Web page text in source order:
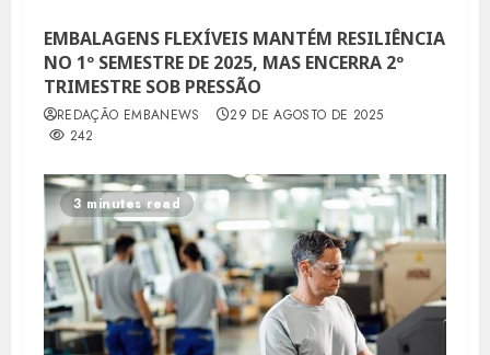
EMBALAGENS FLEXÍVEIS MANTÉM RESILIÊNCIA
NO 1º SEMESTRE DE 2025, MAS ENCERRA 2º
TRIMESTRE SOB PRESSÃO
REDAÇÃO EMBANEWS
29 DE AGOSTO DE 2025
242
3 minutes read